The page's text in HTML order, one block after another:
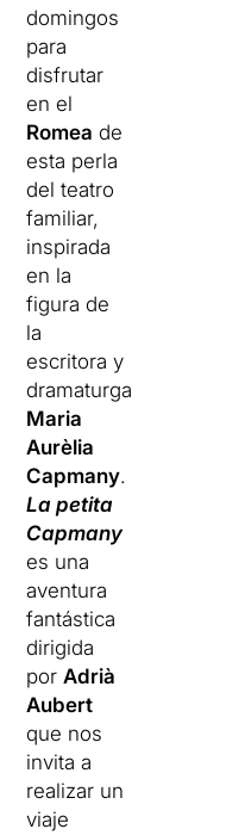
domingos
para
disfrutar
en el
Romea de
esta perla
del teatro
familiar,
inspirada
en la
figura de
la
escritora y
dramaturga
Maria
Aurèlia
Capmany.
La petita
Capmany
es una
aventura
fantástica
dirigida
porAdrià
Aubert
que nos
invita a
realizar un
viaje